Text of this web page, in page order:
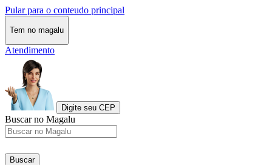
Pular para o conteudo principal
Tem no magalu
Atendimento
Digite seu CEP
Buscar no Magalu
Buscar